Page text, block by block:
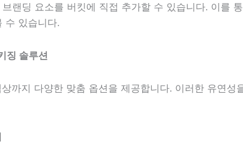
랜딩 요소를 버킷에 직접 추가할 수 있습니다. 이를
수 있습니다.
징 솔루션
까지 다양한 맞춤 옵션을 제공합니다. 이러한 유연